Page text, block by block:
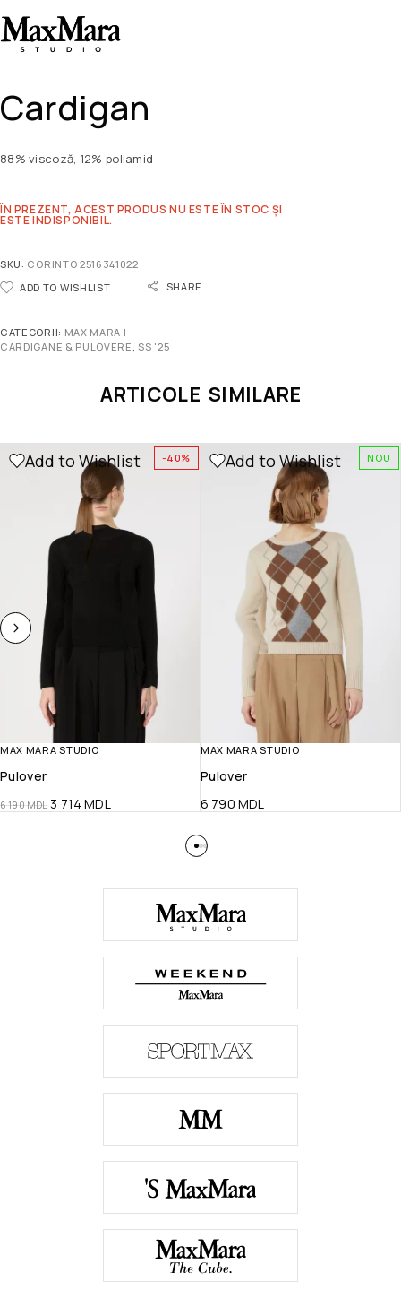
Cardigan
88% viscoză, 12% poliamid
ÎN PREZENT, ACEST PRODUS NU ESTE ÎN STOC ȘI
ESTE INDISPONIBIL.
SKU: CORINTO 2516341022
ADD TO WISHLIST
SHARE
CATEGORII: MAX MARA |
CARDIGANE & PULOVERE , SS '25
ARTICOLE SIMILARE
-40%
Add to Wishlist
MAX MARA STUDIO
Pulover
6 190MDL 3 714MDL
NOU
Add to Wishlist
MAX MARA STUDIO
Pulover
6 790 MDL